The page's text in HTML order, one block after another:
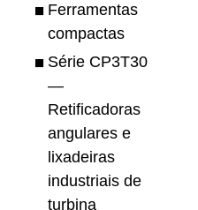
Ferramentas
compactas
Série CP3T30
—
Retificadoras
angulares e
lixadeiras
industriais de
turbina